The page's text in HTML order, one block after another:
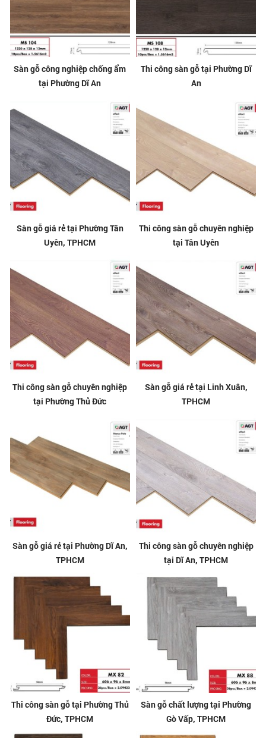
Sàn gỗ công nghiệp chống ẩm
tại Phường Dĩ An
Thi công sàn gỗ tại Phường Dĩ
An
Sàn gỗ giá rẻ tại Phường Tân
Uyên, TPHCM
Thi công sàn gỗ chuyên nghiệp
tại Tân Uyên
Thi công sàn gỗ chuyên nghiệp
tại Phường Thủ Đức
Sàn gỗ giá rẻ tại Linh Xuân,
TPHCM
Sàn gỗ giá rẻ tại Phường Dĩ An,
TPHCM
Thi công sàn gỗ chuyên nghiệp
tại Dĩ An, TPHCM
Thi công sàn gỗ tại Phường Thủ
Đức, TPHCM
Sàn gỗ chất lượng tại Phường
Gò Vấp, TPHCM